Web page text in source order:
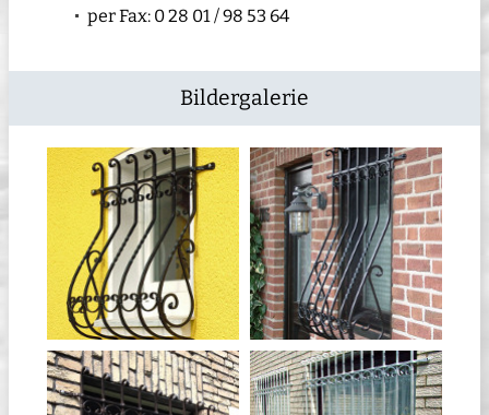
per Fax: 0 28 01 / 98 53 64
Bildergalerie